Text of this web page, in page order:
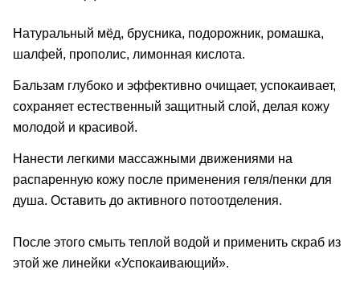
Натуральный мёд, брусника, подорожник, ромашка,
шалфей, прополис, лимонная кислота.
Бальзам глубоко и эффективно очищает, успокаивает,
сохраняет естественный защитный слой, делая кожу
молодой и красивой.
Нанести легкими массажными движениями на
распаренную кожу после применения геля/пенки для
душа. Оставить до активного потоотделения.
После этого смыть теплой водой и применить скраб из
этой же линейки «Успокаивающий».